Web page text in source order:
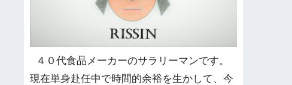
４０代食品メーカーのサラリーマンです。
現在単身赴任中で時間的余裕を生かして、今